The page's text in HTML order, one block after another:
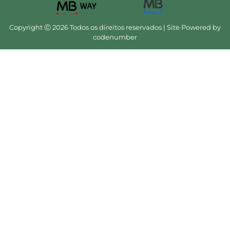
Copyright Ⓒ 2026 Todos os direitos reservados | Site Powered by
codenumber